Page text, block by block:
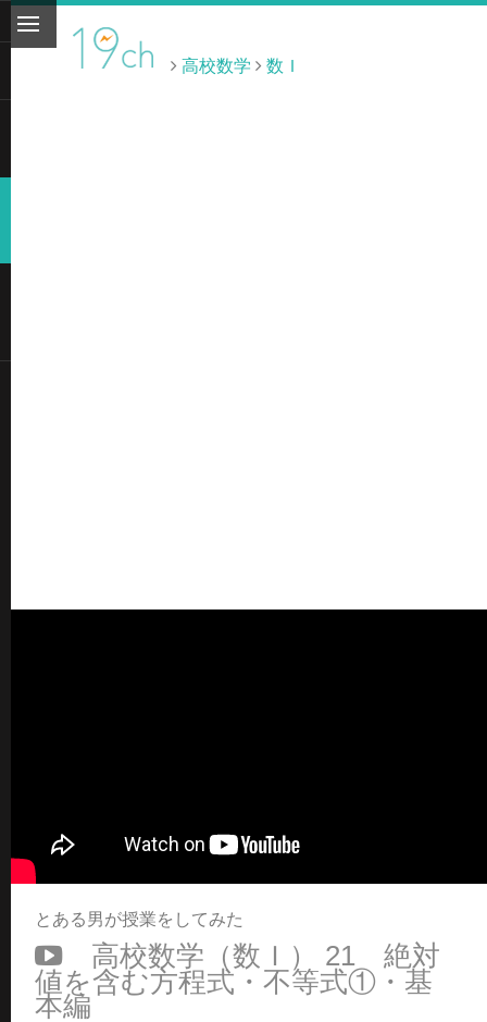
高校数学 数Ｉ
とある男が授業をしてみた
高校数学（数Ｉ） 21 絶対
値を含む方程式・不等式①・基
本編